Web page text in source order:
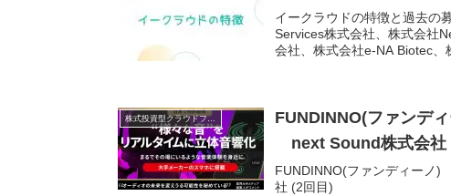
イークラウドの特徴と過去の
Services株式会社、株式会社
会社、株式会社e-NA Biotec
株式投資型クラウドファンディング
FUNDINNO(ファンデ
next Sound株式会社
FUNDINNO(ファンディーノ
社 (2回目)